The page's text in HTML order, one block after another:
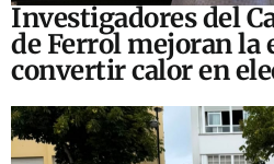
Investigadores del
de Ferrol mejoran la
convertir calor en